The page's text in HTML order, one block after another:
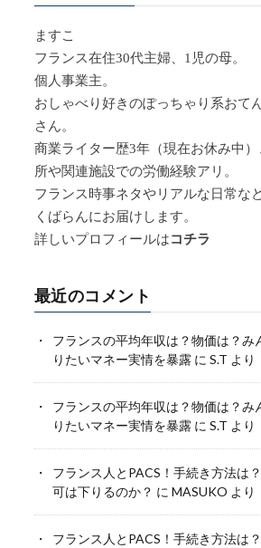
ますこ
フランス在住30代主婦、1児の母。
個人事業主。
おしゃべり好きのぽっちゃり系おて
さん。
商業ライター歴3年（現在お休み中）
所や関連施設での労働経験アリ。
フランス時事ネタやリアルな日常な
くばらんにお届けします。
詳しいプロフィールはコチラ
最近のコメント
フランスの平均年収は？物価は？み
りたいマネー実情を暴露に S.T より
フランスの平均年収は？物価は？み
りたいマネー実情を暴露に S.T より
フランス人とPACS！手続き方法は
可は下りるのか？ に MASUKO より
フランス人とPACS！手続き方法は